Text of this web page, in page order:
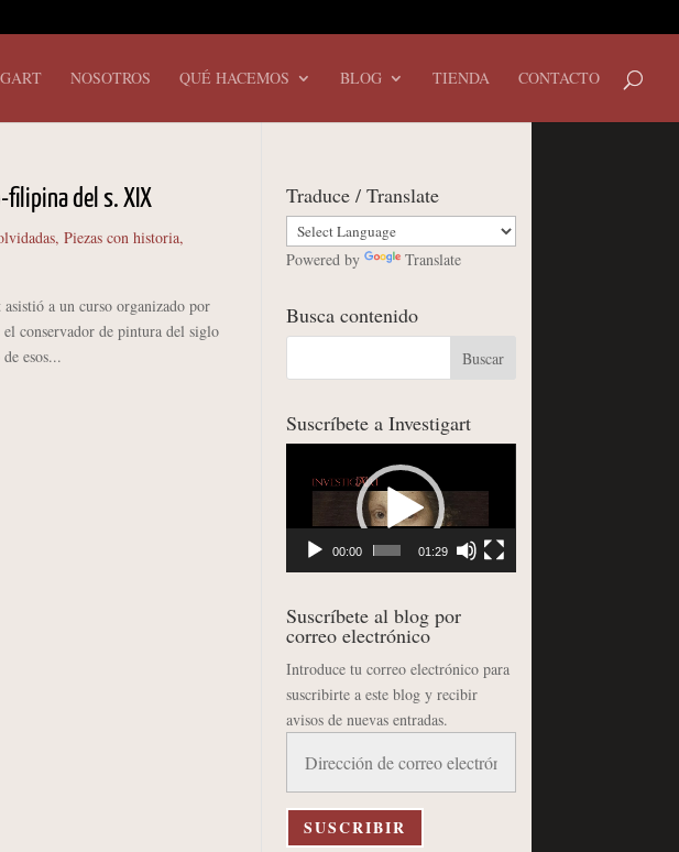
NOSOTROS QUÉ HACEMOS BLOG TIENDA CONTACTO
filipina del s. XIX
, Piezas con historia,
a un curso organizado por
conservador de pintura del siglo
esos...
Traduce / Translate
Powered by Translate
Busca contenido
Suscríbete a Investigart
00:00 01:29
Suscríbete al blog por
correo electrónico
Introduce tu correo electrónico para
suscribirte a este blog y recibir
avisos de nuevas entradas.
correo
electrónico
SUSCRIBIR